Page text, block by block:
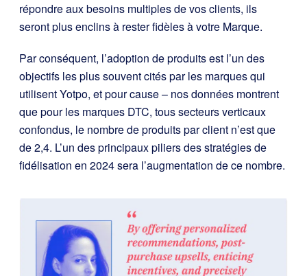
répondre aux besoins multiples de vos clients, ils
seront plus enclins à rester fidèles à votre Marque.
Par conséquent, l’adoption de produits est l’un des
objectifs les plus souvent cités par les marques qui
utilisent Yotpo, et pour cause – nos données montrent
que pour les marques DTC, tous secteurs verticaux
confondus, le nombre de produits par client n’est que
de 2,4. L’un des principaux piliers des stratégies de
fidélisation en 2024 sera l’augmentation de ce nombre.